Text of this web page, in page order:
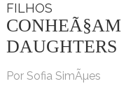
FILHOS
CONHEÃ§AM
DAUGHTERS
Por Sofia SimÃµes